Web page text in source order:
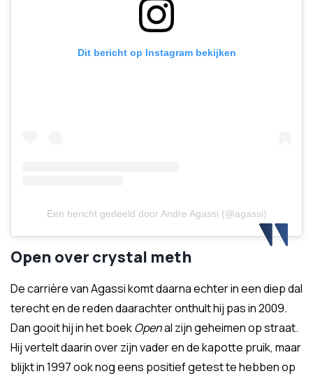
Dit bericht op Instagram bekijken
Een bericht gedeeld door Andre Agassi (@agassi)
Open over crystal meth
De carrière van Agassi komt daarna echter in een diep dal
terecht en de reden daarachter onthult hij pas in 2009.
Dan gooit hij in het boekOpenal zijn geheimen op straat.
Hij vertelt daarin over zijn vader en de kapotte pruik, maar
blijkt in 1997 ook nog eens positief getest te hebben op